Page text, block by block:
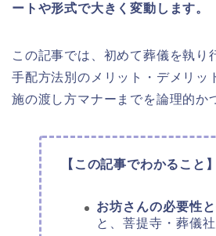
ートや形式で大きく変動します。
この記事では、初めて葬儀を執り
手配方法別のメリット・デメリッ
施の渡し方マナーまでを論理的か
【この記事でわかること】
お坊さんの必要性
と、菩提寺・葬儀